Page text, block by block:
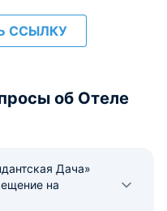
ССЫЛКУ
об Отеле
Дача»
на